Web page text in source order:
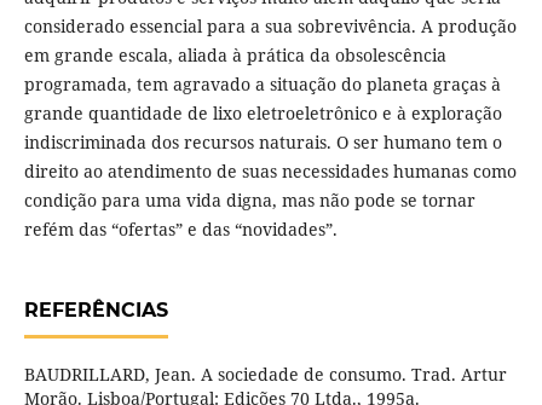
considerado essencial para a sua sobrevivência. A produção
em grande escala, aliada à prática da obsolescência
programada, tem agravado a situação do planeta graças à
grande quantidade de lixo eletroeletrônico e à exploração
indiscriminada dos recursos naturais. O ser humano tem o
direito ao atendimento de suas necessidades humanas como
condição para uma vida digna, mas não pode se tornar
refém das “ofertas” e das “novidades”.
REFERÊNCIAS
BAUDRILLARD, Jean. A sociedade de consumo. Trad. Artur
Morão. Lisboa/Portugal: Edições 70 Ltda., 1995a.